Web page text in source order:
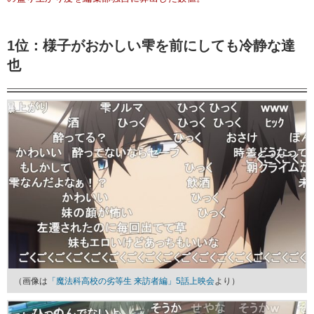
1位：様子がおかしい雫を前にしても冷静な達
也
（画像は 「魔法科高校の劣等生 来訪者編」5話上映会より）